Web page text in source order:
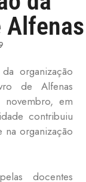
Alfenas
organização
de Alfenas
em
contribuiu
na organização
docentes